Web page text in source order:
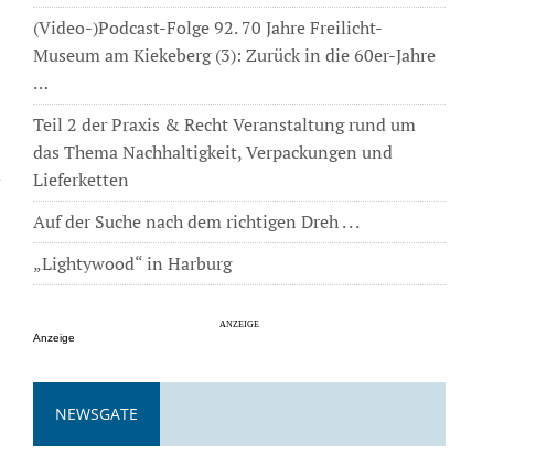
(Video-)Podcast-Folge 92. 70 Jahre Freilicht-
Museum am Kiekeberg (3): Zurück in die 60er-Jahre
…
Teil 2 der Praxis & Recht Veranstaltung rund um
das Thema Nachhaltigkeit, Verpackungen und
Lieferketten
Auf der Suche nach dem richtigen Dreh . . .
„Lightywood“ in Harburg
Anzeige
NEWSGATE